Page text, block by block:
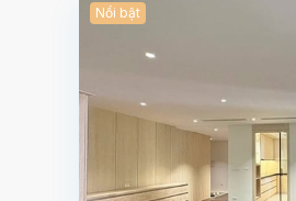
Nổi bật